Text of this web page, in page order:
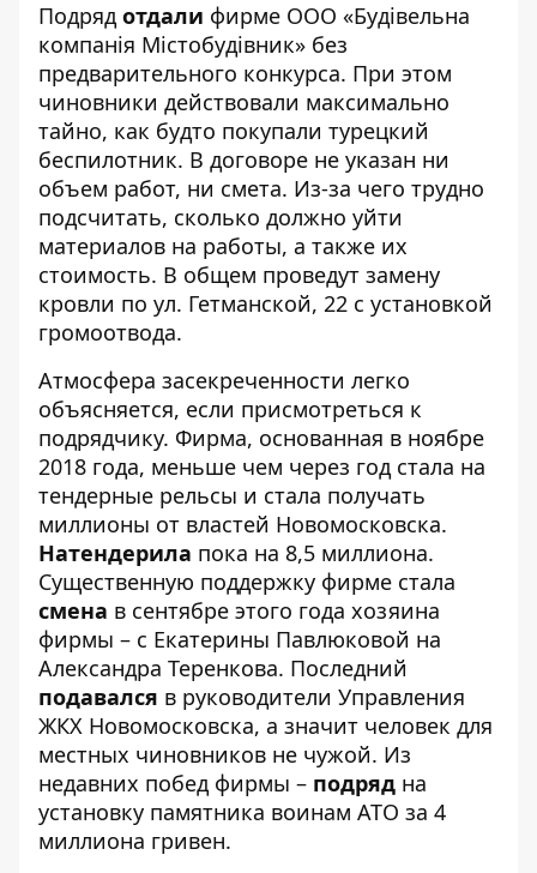
Подряд отдали фирме ООО «Будівельна
компанія Містобудівник» без
предварительного конкурса. При этом
чиновники действовали максимально
тайно, как будто покупали турецкий
беспилотник. В договоре не указан ни
объем работ, ни смета. Из-за чего трудно
подсчитать, сколько должно уйти
материалов на работы, а также их
стоимость. В общем проведут замену
кровли по ул. Гетманской, 22 с установкой
громоотвода.
Атмосфера засекреченности легко
объясняется, если присмотреться к
подрядчику. Фирма, основанная в ноябре
2018 года, меньше чем через год стала на
тендерные рельсы и стала получать
миллионы от властей Новомосковска.
Натендерила пока на 8,5 миллиона.
Существенную поддержку фирме стала
смена в сентябре этого года хозяина
фирмы – с Екатерины Павлюковой на
Александра Теренкова. Последний
подавался в руководители Управления
ЖКХ Новомосковска, а значит человек для
местных чиновников не чужой. Из
недавних побед фирмы – подряд на
установку памятника воинам АТО за 4
миллиона гривен.